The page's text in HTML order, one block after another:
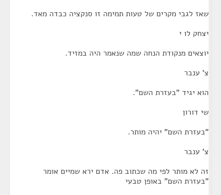
שאז לגבי מקרים של טעות תמימה זו סנקציה כבדה מאד.
יצחק לו י
יוצאים מנקודת הנחה שמה שנאמר היה במזיד.
צ' ענבר
הוא יגיד "בעזרת השם".
שי דורון
"בעזרת השם" יהיה מותר.
צ' ענבר
זה לא מותר לפי מה שכתוב פה. אדם ירא שמיים אומר
"בעזרת השם" באופן טבעי